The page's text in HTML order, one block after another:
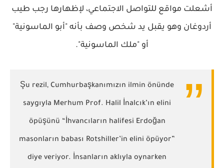
أشعلت مواقع للتواصل الاجتماعي، لإظهارها رجب طيب
أردوغان وهو يقبل يد شخص وصف بأنه "أبو الماسونية"
أو "ملك الماسونية".
Şu rezil, Cumhurbaşkanımızın ilmin önünde
saygıyla Merhum Prof. Halil İnalcık’ın elini
öpüşünü “İhvancıların halifesi Erdoğan
masonların babası Rotshiller’in elini öpüyor”
diye veriyor. İnsanların aklıyla oynarken